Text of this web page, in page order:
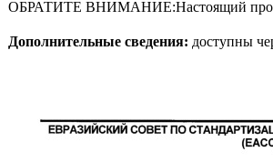
Дополнительные сведения: доступны